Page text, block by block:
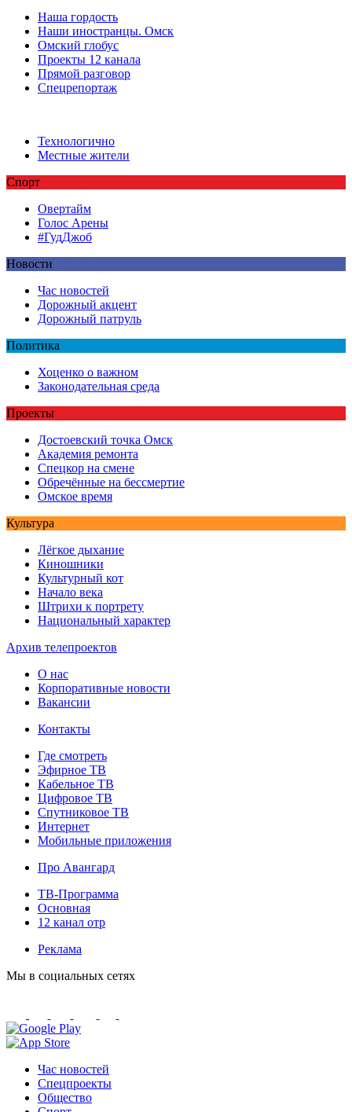
Наша гордость
Наши иностранцы. Омск
Омский глобус
Проекты 12 канала
Прямой разговор
Спецрепортаж
Технологично
Местные жители
Спорт
Овертайм
Голос Арены
#ГудДжоб
Новости
Час новостей
Дорожный акцент
Дорожный патруль
Политика
Хоценко о важном
Законодательная среда
Проекты
Достоевский точка Омск
Академия ремонта
Спецкор на смене
Обречённые на бессмертие
Омское время
Культура
Лёгкое дыхание
Киношники
Культурный кот
Начало века
Штрихи к портрету
Национальный характер
Архив телепроектов
О нас
Корпоративные новости
Вакансии
Контакты
Где смотреть
Эфирное ТВ
Кабельное ТВ
Цифровое ТВ
Спутниковое ТВ
Интернет
Мобильные приложения
Про Авангард
ТВ-Программа
Основная
12 канал отр
Реклама
Мы в социальных сетях
Час новостей
Спецпроекты
Общество